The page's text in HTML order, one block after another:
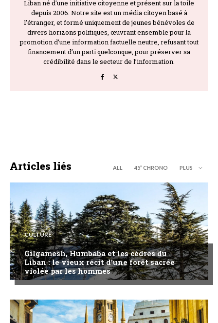
Liban né d'une initiative citoyenne et présent sur la toile
depuis 2006. Notre site est un média citoyen basé à
l’étranger, et formé uniquement de jeunes bénévoles de
divers horizons politiques, œuvrant ensemble pour la
promotion d’une information factuelle neutre, refusant tout
financement d’un parti quelconque, pour préserver sa
crédibilité dans le secteur de l’information.
Articles liés ALL 45’’ CHRONO PLUS
CULTURE
Gilgamesh, Humbaba et les cèdres du
Liban : le vieux récit d’une forêt sacrée
violée par les hommes